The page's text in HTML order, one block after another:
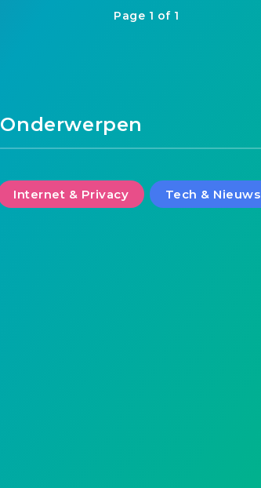
Page 1 of 1
Onderwerpen
Internet & Privacy Tech & Nieuws